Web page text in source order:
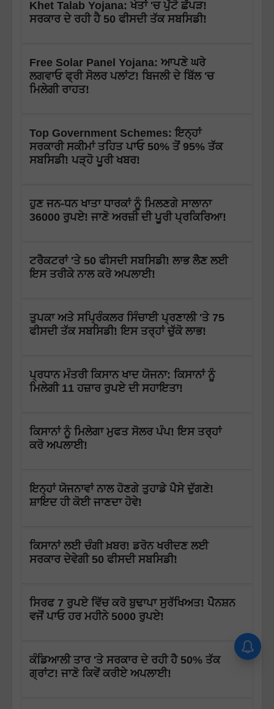
Khet Talab Yojana: ਖੇਤਾਂ 'ਚ ਪੁੱਟੋ ਛੱਪੜ!
ਸਰਕਾਰ ਦੇ ਰਹੀ ਹੈ 50 ਫੀਸਦੀ ਤੱਕ ਸਬਸਿਡੀ!
Free Solar Panel Yojana: ਆਪਣੇ ਘਰੇ
ਲਗਵਾਓ ਫ੍ਰੀ ਸੋਲਰ ਪਲਾਂਟ! ਬਿਜਲੀ ਦੇ ਬਿੱਲ 'ਚ
ਮਿਲੇਗੀ ਰਾਹਤ!
Top Government Schemes: ਇਨ੍ਹਾਂ
ਸਰਕਾਰੀ ਸਕੀਮਾਂ ਤਹਿਤ ਪਾਓ 50% ਤੋਂ 95% ਤੱਕ
ਸਬਸਿਡੀ! ਪੜ੍ਹੋ ਪੂਰੀ ਖਬਰ!
ਹੁਣ ਜਨ-ਧਨ ਖਾਤਾ ਧਾਰਕਾਂ ਨੂੰ ਮਿਲਣਗੇ ਸਾਲਾਨਾ
36000 ਰੁਪਏ! ਜਾਣੋ ਅਰਜ਼ੀ ਦੀ ਪੂਰੀ ਪ੍ਰਕਿਰਿਆ!
ਟਰੈਕਟਰਾਂ 'ਤੇ 50 ਫੀਸਦੀ ਸਬਸਿਡੀ! ਲਾਭ ਲੈਣ ਲਈ
ਇਸ ਤਰੀਕੇ ਨਾਲ ਕਰੋ ਅਪਲਾਈ!
ਤੁਪਕਾ ਅਤੇ ਸਪ੍ਰਿੰਕਲਰ ਸਿੰਚਾਈ ਪ੍ਰਣਾਲੀ 'ਤੇ 75
ਫੀਸਦੀ ਤੱਕ ਸਬਸਿਡੀ! ਇਸ ਤਰ੍ਹਾਂ ਚੁੱਕੋ ਲਾਭ!
ਪ੍ਰਧਾਨ ਮੰਤਰੀ ਕਿਸਾਨ ਖਾਦ ਯੋਜਨਾ: ਕਿਸਾਨਾਂ ਨੂੰ
ਮਿਲੇਗੀ 11 ਹਜ਼ਾਰ ਰੁਪਏ ਦੀ ਸਹਾਇਤਾ!
ਕਿਸਾਨਾਂ ਨੂੰ ਮਿਲੇਗਾ ਮੁਫਤ ਸੋਲਰ ਪੰਪ! ਇਸ ਤਰ੍ਹਾਂ
ਕਰੋ ਅਪਲਾਈ!
ਇਨ੍ਹਾਂ ਯੋਜਨਾਵਾਂ ਨਾਲ ਹੋਣਗੇ ਤੁਹਾਡੇ ਪੈਸੇ ਦੁੱਗਣੇ!
ਸ਼ਾਇਦ ਹੀ ਕੋਈ ਜਾਣਦਾ ਹੋਵੇ!
ਕਿਸਾਨਾਂ ਲਈ ਚੰਗੀ ਖ਼ਬਰ! ਡਰੋਨ ਖਰੀਦਣ ਲਈ
ਸਰਕਾਰ ਦੇਵੇਗੀ 50 ਫੀਸਦੀ ਸਬਸਿਡੀ!
ਸਿਰਫ 7 ਰੁਪਏ ਵਿੱਚ ਕਰੋ ਬੁਢਾਪਾ ਸੁਰੱਖਿਅਤ! ਪੈਨਸ਼ਨ
ਵਜੋਂ ਪਾਓ ਹਰ ਮਹੀਨੇ 5000 ਰੁਪਏ!
ਕੰਡਿਆਲੀ ਤਾਰ 'ਤੇ ਸਰਕਾਰ ਦੇ ਰਹੀ ਹੈ 50% ਤੱਕ
ਗ੍ਰਾਂਟ! ਜਾਣੋ ਕਿਵੇਂ ਕਰੀਏ ਅਪਲਾਈ!